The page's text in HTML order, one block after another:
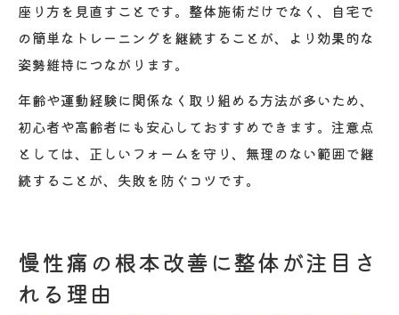
座り方を見直すことです。整体施術だけでなく、自宅で
の簡単なトレーニングを継続することが、より効果的な
姿勢維持につながります。
年齢や運動経験に関係なく取り組める方法が多いため、
初心者や高齢者にも安心しておすすめできます。注意点
としては、正しいフォームを守り、無理のない範囲で継
続することが、失敗を防ぐコツです。
慢性痛の根本改善に整体が注目さ
れる理由